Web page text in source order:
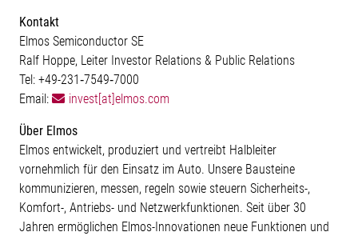
Kontakt
Elmos Semiconductor SE
Ralf Hoppe, Leiter Investor Relations & Public Relations
Tel: +49-231‐7549‐7000
Email:
invest[at]elmos.com
Über Elmos
Elmos entwickelt, produziert und vertreibt Halbleiter
vornehmlich für den Einsatz im Auto. Unsere Bausteine
kommunizieren, messen, regeln sowie steuern Sicherheits-,
Komfort-, Antriebs- und Netzwerkfunktionen. Seit über 30
Jahren ermöglichen Elmos-Innovationen neue Funktionen und